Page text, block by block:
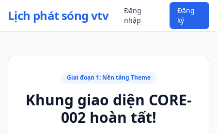
Lịch phát sóng vtv
Đăng
nhập
Đăng
ký
Giai đoạn 1: Nền tảng Theme
Khung giao diện CORE-
002 hoàn tất!